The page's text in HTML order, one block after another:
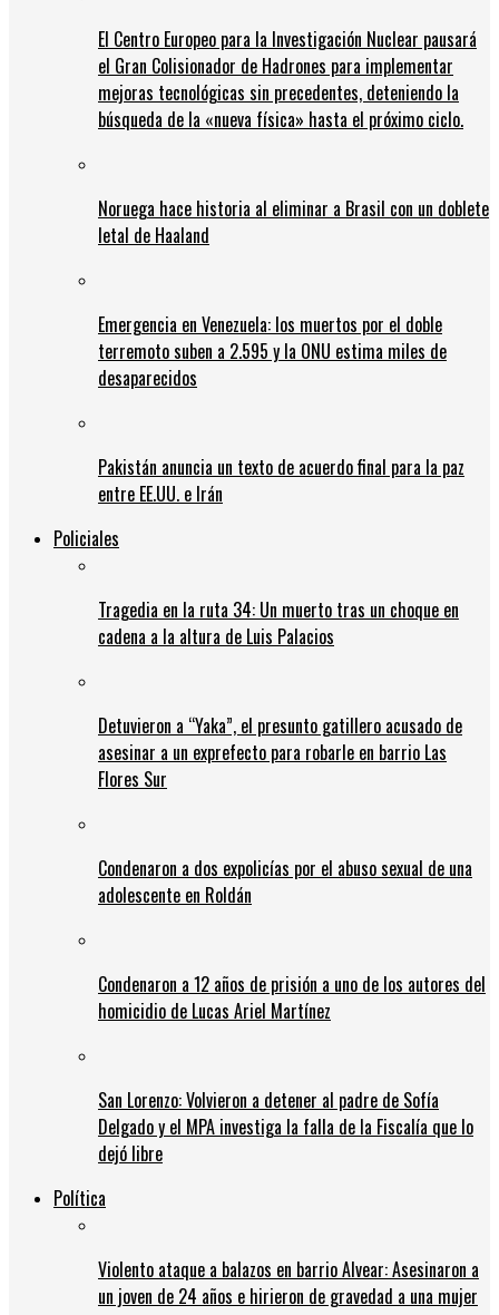
El Centro Europeo para la Investigación Nuclear pausará
el Gran Colisionador de Hadrones para implementar
mejoras tecnológicas sin precedentes, deteniendo la
búsqueda de la «nueva física» hasta el próximo ciclo.
Noruega hace historia al eliminar a Brasil con un doblete
letal de Haaland
Emergencia en Venezuela: los muertos por el doble
terremoto suben a 2.595 y la ONU estima miles de
desaparecidos
Pakistán anuncia un texto de acuerdo final para la paz
entre EE.UU. e Irán
Policiales
Tragedia en la ruta 34: Un muerto tras un choque en
cadena a la altura de Luis Palacios
Detuvieron a “Yaka”, el presunto gatillero acusado de
asesinar a un exprefecto para robarle en barrio Las
Flores Sur
Condenaron a dos expolicías por el abuso sexual de una
adolescente en Roldán
Condenaron a 12 años de prisión a uno de los autores del
homicidio de Lucas Ariel Martínez
San Lorenzo: Volvieron a detener al padre de Sofía
Delgado y el MPA investiga la falla de la Fiscalía que lo
dejó libre
Política
Violento ataque a balazos en barrio Alvear: Asesinaron a
un joven de 24 años e hirieron de gravedad a una mujer